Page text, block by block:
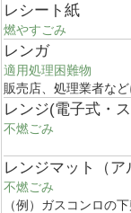
レシート紙
燃やすごみ
レンガ
適用処理困難物
販売店、処理業者な
レンジ(電子式・ス
不燃ごみ
レンジマット（ア
不燃ごみ
（例）ガスコンロの下